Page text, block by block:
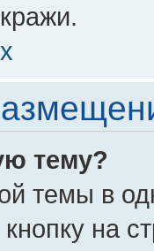
тему?
темы в
на